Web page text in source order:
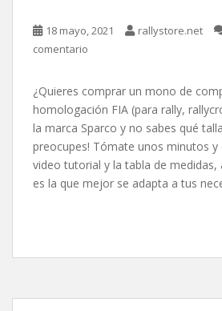
18 mayo, 2021 rallystore.net
comentario
¿Quieres comprar un mono de
homologación FIA (para rally,
la marca Sparco y no sabes qué
preocupes! Tómate unos minutos y
video tutorial y la tabla de medidas,
es la que mejor se adapta a tus